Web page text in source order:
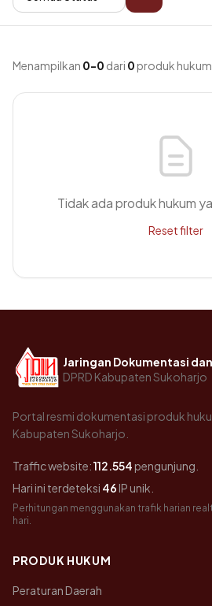
Menampilkan 0-0 dari 0 produk hukum
Tidak ada produk hukum
Reset filter
Jaringan Dokumentasi
DPRD Kabupaten Sukoharjo
Portal resmi dokumentasi produk
Kabupaten Sukoharjo.
Traffic website:112.554pengunjung.
Hari ini terdeteksi 46IP unik.
Perhitungan menggunakan trafik harian
hari.
PRODUK HUKUM
Peraturan Daerah